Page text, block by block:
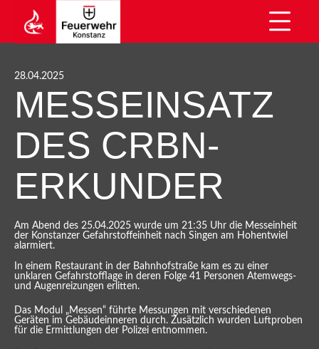
28.04.2025
MESSEINSATZ
DES CRBN-
ERKUNDER
Am Abend des 25.04.2025 wurde um 21:35 Uhr die Messeinheit
der Konstanzer Gefahrstoffeinheit nach Singen am Hohentwiel
alarmiert.
In einem Restaurant in der Bahnhofstraße kam es zu einer
unklaren Gefahrstofflage in deren Folge 41 Personen Atemwegs-
und Augenreizungen erlitten.
Das Modul „Messen“ führte Messungen mit verschiedenen
Geräten im Gebäudeinneren durch. Zusätzlich wurden Luftproben
für die Ermittlungen der Polizei entnommen.